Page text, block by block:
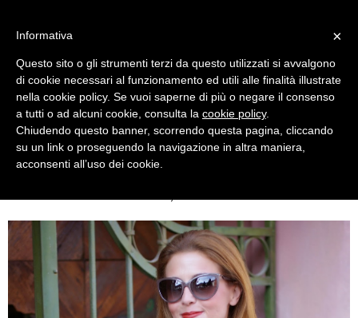
SATURDAY, OCTOBER 04, 2014
×
Informativa
Questo sito o gli strumenti terzi da questo utilizzati si avvalgono
di cookie necessari al funzionamento ed utili alle finalità illustrate
nella cookie policy. Se vuoi saperne di più o negare il consenso
a tutti o ad alcuni cookie, consulta la cookie policy.
Chiudendo questo banner, scorrendo questa pagina, cliccando
su un link o proseguendo la navigazione in altra maniera,
acconsenti all’uso dei cookie.